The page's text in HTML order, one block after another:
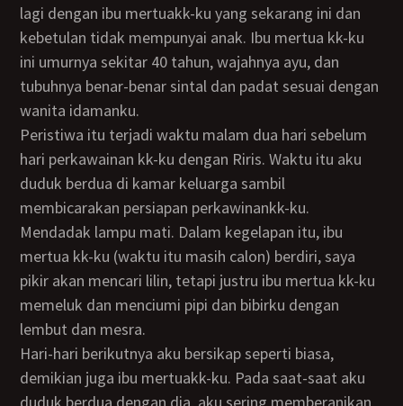
lagi dengan ibu mertuakk-ku yang sekarang ini dan
kebetulan tidak mempunyai anak. Ibu mertua kk-ku
ini umurnya sekitar 40 tahun, wajahnya ayu, dan
tubuhnya benar-benar sintal dan padat sesuai dengan
wanita idamanku.
Peristiwa itu terjadi waktu malam dua hari sebelum
hari perkawainan kk-ku dengan Riris. Waktu itu aku
duduk berdua di kamar keluarga sambil
membicarakan persiapan perkawinankk-ku.
Mendadak lampu mati. Dalam kegelapan itu, ibu
mertua kk-ku (waktu itu masih calon) berdiri, saya
pikir akan mencari lilin, tetapi justru ibu mertua kk-ku
memeluk dan menciumi pipi dan bibirku dengan
lembut dan mesra.
Hari-hari berikutnya aku bersikap seperti biasa,
demikian juga ibu mertuakk-ku. Pada saat-saat aku